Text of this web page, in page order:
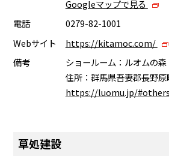
Googleマップで見る
電話
0279-82-1001
Webサイト
https://kitamoc.com/
備考
ショールーム：ルオムの森
住所：群馬県吾妻郡長野
https://luomu.jp/#others
草処建設